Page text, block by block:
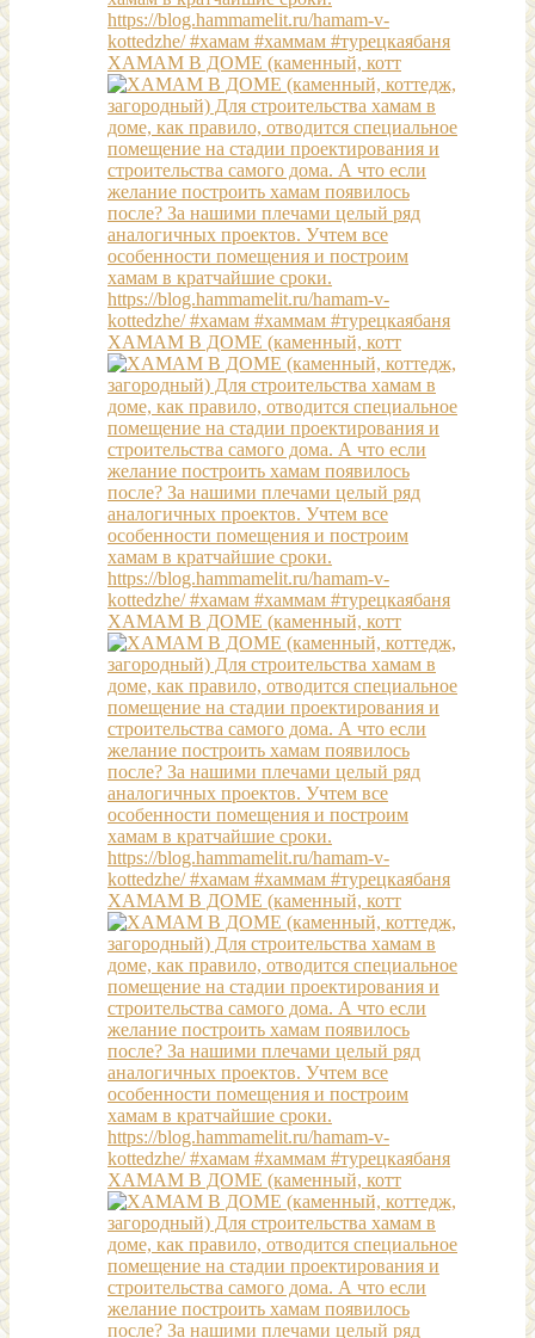
ХАМАМ В ДОМЕ (каменный, котт
ХАМАМ В ДОМЕ (каменный, котт
ХАМАМ В ДОМЕ (каменный, котт
ХАМАМ В ДОМЕ (каменный, котт
ХАМАМ В ДОМЕ (каменный, котт